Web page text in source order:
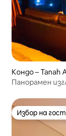
Кондо – Tanah
Панорамен
Избор на
Избор на